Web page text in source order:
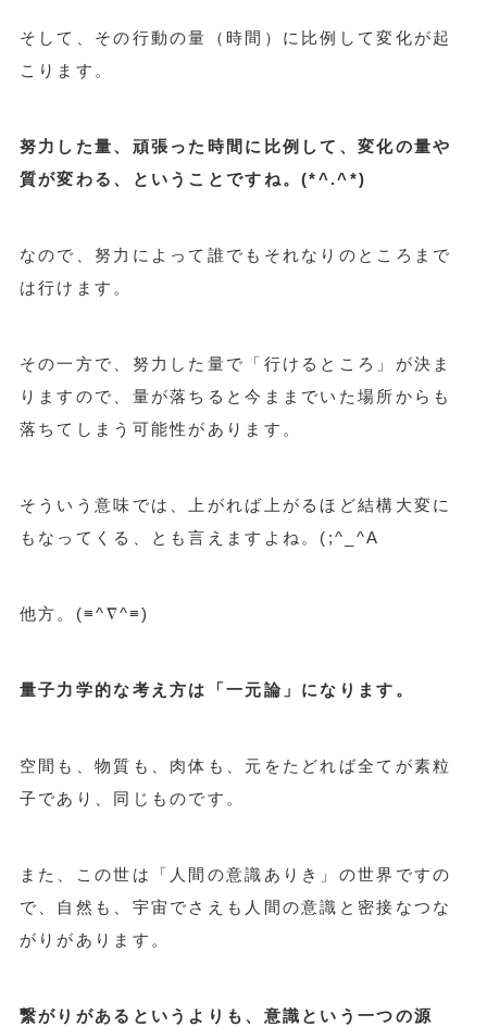
そして、その行動の量（時間）に比例して変化が起
こります。
努力した量、頑張った時間に比例して、変化の量や
質が変わる、ということですね。(*^.^*)
なので、努力によって誰でもそれなりのところまで
は行けます。
その一方で、努力した量で「行けるところ」が決ま
りますので、量が落ちると今ままでいた場所からも
落ちてしまう可能性があります。
そういう意味では、上がれば上がるほど結構大変に
もなってくる、とも言えますよね。(;^_^A
他方。(≡^∇^≡)
量子力学的な考え方は「一元論」になります。
空間も、物質も、肉体も、元をたどれば全てが素粒
子であり、同じものです。
また、この世は「人間の意識ありき」の世界ですの
で、自然も、宇宙でさえも人間の意識と密接なつな
がりがあります。
繋がりがあるというよりも、意識という一つの源